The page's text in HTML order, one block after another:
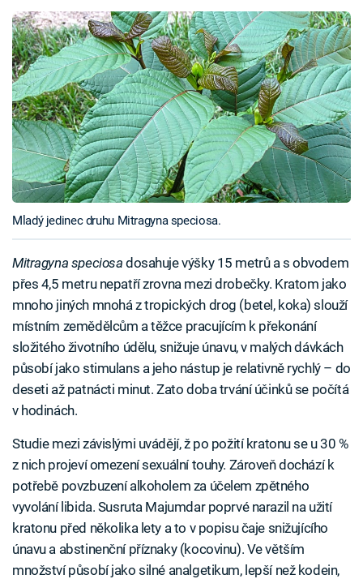
Mladý jedinec druhu Mitragyna speciosa.
Mitragyna speciosa dosahuje výšky 15 metrů a s obvodem
přes 4,5 metru nepatří zrovna mezi drobečky. Kratom jako
mnoho jiných mnohá z tropických drog (betel, koka) slouží
místním zemědělcům a těžce pracujícím k překonání
složitého životního údělu, snižuje únavu, v malých dávkách
působí jako stimulans a jeho nástup je relativně rychlý – do
deseti až patnácti minut. Zato doba trvání účinků se počítá
v hodinách.
Studie mezi závislými uvádějí, ž po požití kratonu se u 30 %
z nich projeví omezení sexuální touhy. Zároveň dochází k
potřebě povzbuzení alkoholem za účelem zpětného
vyvolání libida. Susruta Majumdar poprvé narazil na užití
kratonu před několika lety a to v popisu čaje snižujícího
únavu a abstinenční příznaky (kocovinu). Ve větším
množství působí jako silné analgetikum, lepší než kodein,